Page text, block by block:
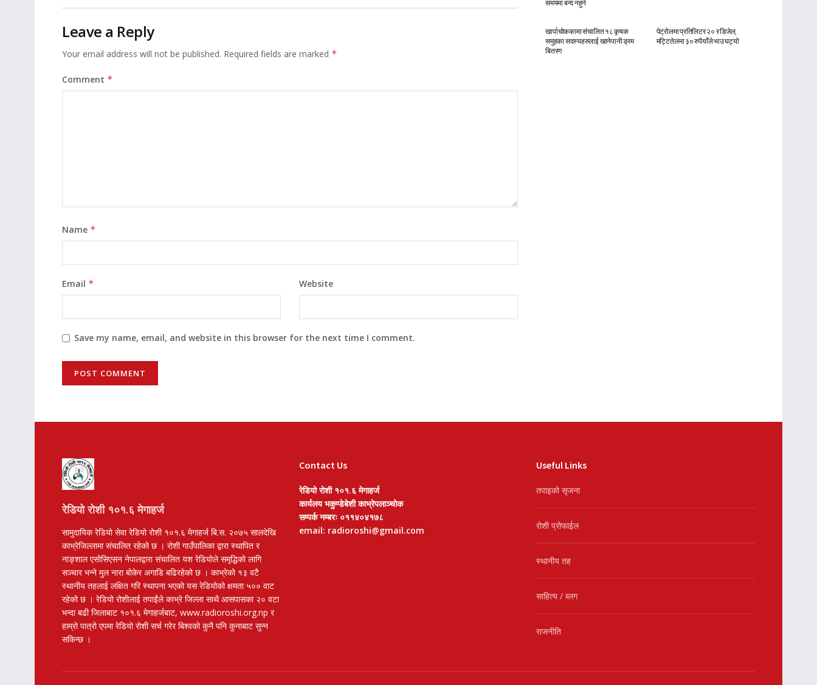
Leave a Reply
Your email address will not be published. Required fields are marked *
Comment *
Name *
Email * Website
Save my name, email, and website in this browser for the next time I comment.
समयमा बन्द नहुने
ROSHI KHABAR E-
खार्पाचोककामा संचालित १८ कृषक
समुहका सदस्यहरुलाई खानेपानी ड्रम
बितरण
पेट्रोलमा प्रतिलिटर २० र डिजेल,
मट्टितेलमा ३० रुपैयाँले भाउ घट्यो
रेडियो रोशी १०१.६ मेगाहर्ज
सामुदायिक रेडियो सेवा रेडियो रोशी १०१.६ मेगाहर्ज बि.स. २०७५ सालदेखि
काभ्रेजिल्लामा संचालित रहेको छ । रोशी गाउँपालिका द्वारा स्थापित र
नाङ्शाल एसोसिएसन नेपालद्वारा संचालित यश रेडियोले समृद्धिको लागि
सञ्चार भन्ने मुल नारा बोकेर अगाडि बढिरहेको छ । काभ्रेको १३ वटै
स्थानीय तहलाई लक्षित गरि स्थापना भएको यस रेडियोको क्षमता ५०० वाट
रहेको छ । रेडियो रोशीलाई तपाईंले काभ्रे जिल्ला साथै आसपासका २० वटा
भन्दा बढी जिलाबाट १०१.६ मेगाहर्जबाट, www.radioroshi.org.np र
हाम्रो पात्रो एपमा रेडियो रोशी सर्च गरेर बिश्वको कुनै पनि कुनाबाट सुन्न
सकिन्छ ।
Contact Us
रेडियो रोशी १०१.६ मेगाहर्ज
कार्यलय भकुण्डेबेशी काभ्रेपलाञ्चोक
सम्पर्क नम्बरः ०११४०४१७८
email: radioroshi@gmail.com
Useful Links
तपाइको सृजना
रोशी प्रोफाईल
स्थानीय तह
साहित्य / ब्लग
राजनीति